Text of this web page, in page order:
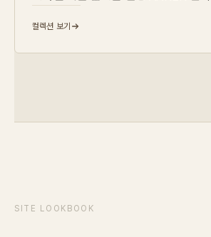
컬렉션 보기
SITE LOOKBOOK